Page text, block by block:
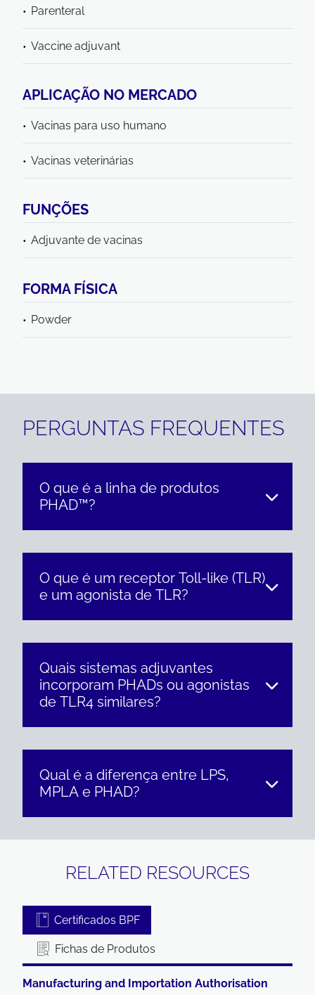
Parenteral
Vaccine adjuvant
APLICAÇÃO NO MERCADO
Vacinas para uso humano
Vacinas veterinárias
FUNÇÕES
Adjuvante de vacinas
FORMA FÍSICA
Powder
PERGUNTAS FREQUENTES
O que é a linha de produtos
PHAD™?
O que é um receptor Toll-like (TLR)
e um agonista de TLR?
Quais sistemas adjuvantes
incorporam PHADs ou agonistas
de TLR4 similares?
Qual é a diferença entre LPS,
MPLA e PHAD?
RELATED RESOURCES
Certificados BPF
Fichas de Produtos
Manufacturing and Importation Authorisation